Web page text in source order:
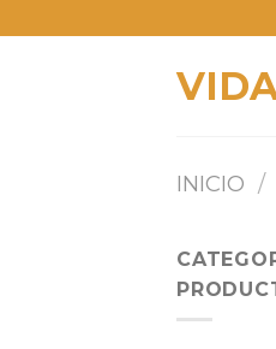
to
INICIO /